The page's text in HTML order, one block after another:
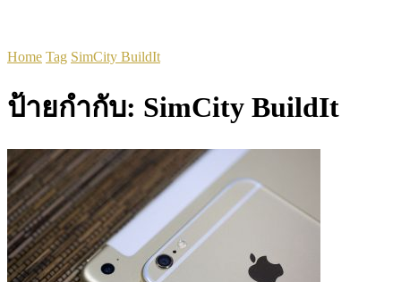
Home Tag SimCity BuildIt
ป้ายกำกับ: SimCity BuildIt